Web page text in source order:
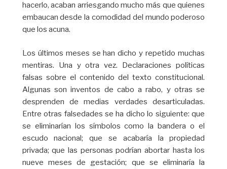
hacerlo, acaban arriesgando mucho más que quienes
embaucan desde la comodidad del mundo poderoso
que los acuna.
Los últimos meses se han dicho y repetido muchas
mentiras. Una y otra vez. Declaraciones políticas
falsas sobre el contenido del texto constitucional.
Algunas son inventos de cabo a rabo, y otras se
desprenden de medias verdades desarticuladas.
Entre otras falsedades se ha dicho lo siguiente: que
se eliminarían los símbolos como la bandera o el
escudo nacional; que se acabaría la propiedad
privada; que las personas podrían abortar hasta los
nueve meses de gestación; que se eliminaría la